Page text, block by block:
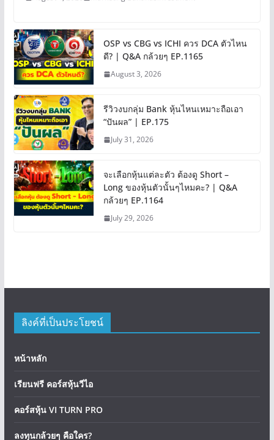
OSP vs CBG vs ICHI ควร DCA ตัวไหน
ดี? | Q&A กล้วยๆ EP.1165
August 3, 2026
รีวิวงบกลุ่ม Bank หุ้นไหนเหมาะถือเอา
“ปันผล” | EP.175
July 31, 2026
จะเลือกหุ้นแต่ละตัว ต้องดู Short –
Long ของหุ้นตัวนั้นๆไหมคะ? | Q&A
กล้วยๆ EP.1164
July 29, 2026
ลิงค์ที่เป็นประโยชน์
หน้าหลัก
เรียนฟรี คอร์สหุ้นวีไอ
คอร์สหุ้น VI TURN PRO
ลงทุนกล้วยๆ คือใคร?